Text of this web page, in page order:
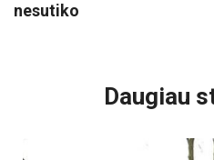
nesutiko
Daugiau